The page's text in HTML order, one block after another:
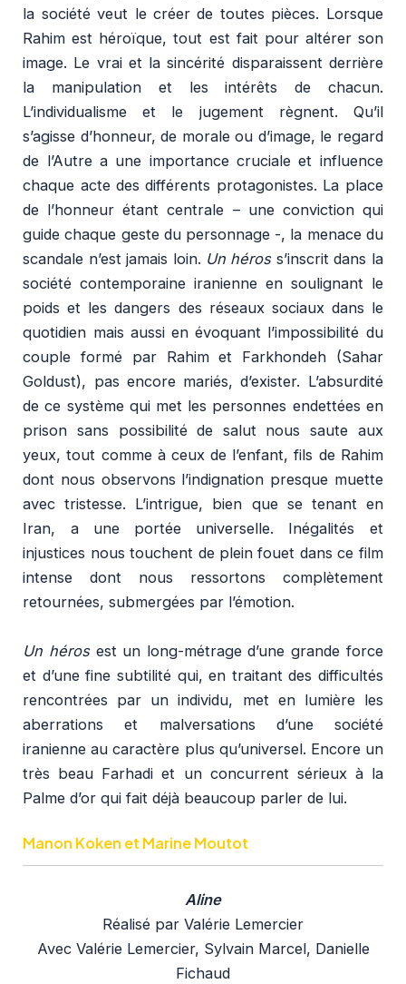
la société veut le créer de toutes pièces. Lorsque
Rahim est héroïque, tout est fait pour altérer son
image. Le vrai et la sincérité disparaissent derrière
la manipulation et les intérêts de chacun.
L’individualisme et le jugement règnent. Qu’il
s’agisse d’honneur, de morale ou d’image, le regard
de l’Autre a une importance cruciale et influence
chaque acte des différents protagonistes. La place
de l’honneur étant centrale – une conviction qui
guide chaque geste du personnage -, la menace du
scandale n’est jamais loin. Un héross’inscrit dans la
société contemporaine iranienne en soulignant le
poids et les dangers des réseaux sociaux dans le
quotidien mais aussi en évoquant l’impossibilité du
couple formé par Rahim et Farkhondeh (Sahar
Goldust), pas encore mariés, d’exister. L’absurdité
de ce système qui met les personnes endettées en
prison sans possibilité de salut nous saute aux
yeux, tout comme à ceux de l’enfant, fils de Rahim
dont nous observons l’indignation presque muette
avec tristesse. L’intrigue, bien que se tenant en
Iran, a une portée universelle. Inégalités et
injustices nous touchent de plein fouet dans ce film
intense dont nous ressortons complètement
retournées, submergées par l’émotion.
Un hérosest un long-métrage d’une grande force
et d’une fine subtilité qui, en traitant des difficultés
rencontrées par un individu, met en lumière les
aberrations et malversations d’une société
iranienne au caractère plus qu’universel. Encore un
très beau Farhadi et un concurrent sérieux à la
Palme d’or qui fait déjà beaucoup parler de lui.
Manon Koken et Marine Moutot
Aline
Réalisé par Valérie Lemercier
Avec Valérie Lemercier, Sylvain Marcel, Danielle
Fichaud